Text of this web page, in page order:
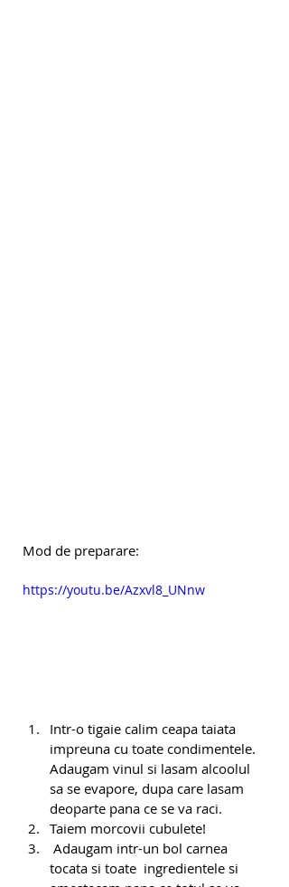
Mod de preparare:
https://youtu.be/Azxvl8_UNnw
Intr-o tigaie calim ceapa taiata
impreuna cu toate condimentele.
Adaugam vinul si lasam alcoolul
sa se evapore, dupa care lasam
deoparte pana ce se va raci.
Taiem morcovii cubulete!
tocata si toate  ingredientele si